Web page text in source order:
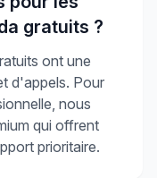
gratuits ?
ont une
d'appels. Pour
nous
qui offrent
prioritaire.